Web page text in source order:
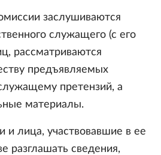
заслушиваются
служащего (с его
рассматриваются
предъявляемых
претензий, а
материалы.
и лица, участвовавшие в ее
разглашать сведения,